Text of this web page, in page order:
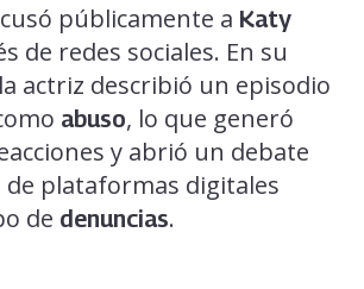
públicamente a Katy
de redes sociales. En su
actriz describió un episodio
abuso, lo que generó
y abrió un debate
de plataformas digitales
de denuncias.